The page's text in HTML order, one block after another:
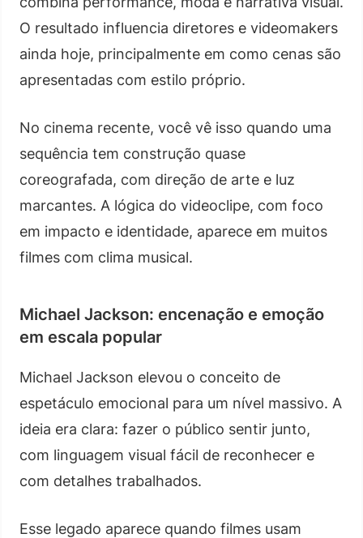
O resultado influencia diretores e videomakers
ainda hoje, principalmente em como cenas são
apresentadas com estilo próprio.
No cinema recente, você vê isso quando uma
sequência tem construção quase
coreografada, com direção de arte e luz
marcantes. A lógica do videoclipe, com foco
em impacto e identidade, aparece em muitos
filmes com clima musical.
Michael Jackson: encenação e emoção
em escala popular
Michael Jackson elevou o conceito de
espetáculo emocional para um nível massivo. A
ideia era clara: fazer o público sentir junto,
com linguagem visual fácil de reconhecer e
com detalhes trabalhados.
Esse legado aparece quando filmes usam